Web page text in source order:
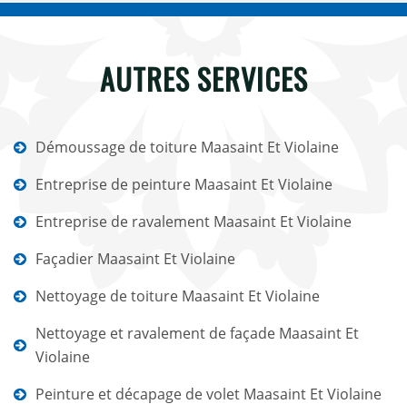
AUTRES SERVICES
Démoussage de toiture Maasaint Et Violaine
Entreprise de peinture Maasaint Et Violaine
Entreprise de ravalement Maasaint Et Violaine
Façadier Maasaint Et Violaine
Nettoyage de toiture Maasaint Et Violaine
Nettoyage et ravalement de façade Maasaint Et
Violaine
Peinture et décapage de volet Maasaint Et Violaine